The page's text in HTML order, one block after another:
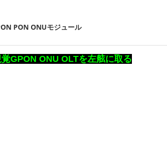
PON ONUモジュール
GPON ONU OLTを左舷に取る